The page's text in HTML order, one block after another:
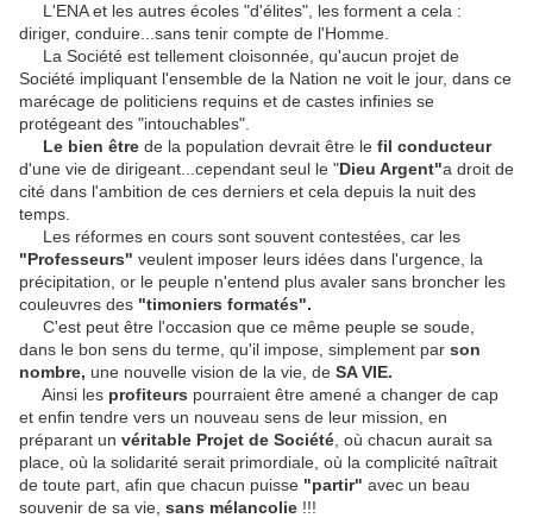
L'ENA et les autres écoles "d'élites", les forment a cela :
diriger, conduire...sans tenir compte de l'Homme.
La Société est tellement cloisonnée, qu'aucun projet de
Société impliquant l'ensemble de la Nation ne voit le jour, dans ce
marécage de politiciens requins et de castes infinies se
protégeant des "intouchables".
Le bien être de la population devrait être le fil conducteur
d'une vie de dirigeant...cependant seul le "Dieu Argent"a droit de
cité dans l'ambition de ces derniers et cela depuis la nuit des
temps.
Les réformes en cours sont souvent contestées, car les
"Professeurs" veulent imposer leurs idées dans l'urgence, la
précipitation, or le peuple n'entend plus avaler sans broncher les
couleuvres des "timoniers formatés".
C'est peut être l'occasion que ce même peuple se soude,
dans le bon sens du terme, qu'il impose, simplement par son
nombre, une nouvelle vision de la vie, de SA VIE.
Ainsi les profiteurs pourraient être amené a changer de cap
et enfin tendre vers un nouveau sens de leur mission, en
préparant un véritable Projet de Société , où chacun aurait sa
place, où la solidarité serait primordiale, où la complicité naîtrait
de toute part, afin que chacun puisse "partir" avec un beau
souvenir de sa vie, sans mélancolie !!!